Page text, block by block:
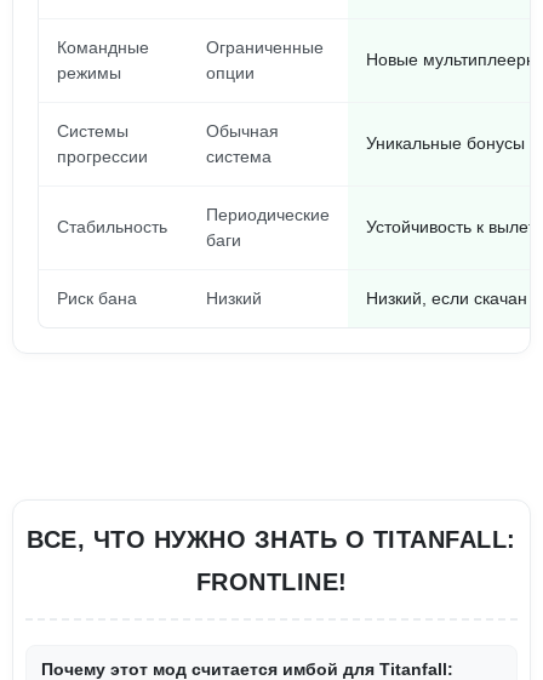
Командные
режимы
Ограниченные
опции
Новые
Системы
прогрессии
Обычная
система
Уникальные бонусы
Стабильность
Периодические
баги
Устойчивость к
Риск бана Низкий Низкий, если скачан
ВСЕ, ЧТО НУЖНО ЗНАТЬ О TITANFALL:
FRONTLINE!
Почему этот мод считается имбой для Titanfall: